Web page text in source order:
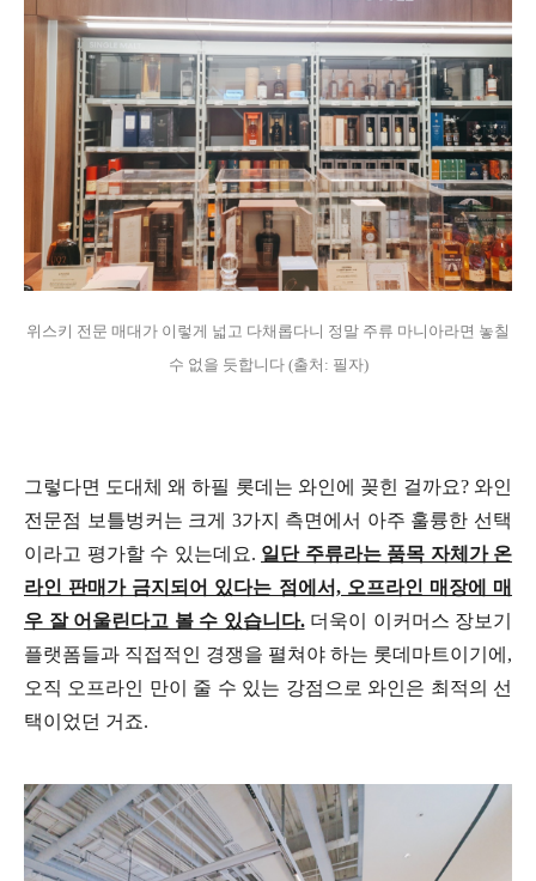
위스키 전문 매대가 이렇게 넓고 다채롭다니 정말 주류 마니아라면 놓칠
수 없을 듯합니다 (출처: 필자)
그렇다면 도대체 왜 하필 롯데는 와인에 꽂힌 걸까요? 와인
전문점 보틀벙커는 크게 3가지 측면에서 아주 훌륭한 선택
이라고 평가할 수 있는데요. 일단 주류라는 품목 자체가 온
라인 판매가 금지되어 있다는 점에서, 오프라인 매장에 매
우 잘 어울린다고 볼 수 있습니다.더욱이 이커머스 장보기
플랫폼들과 직접적인 경쟁을 펼쳐야 하는 롯데마트이기에,
오직 오프라인 만이 줄 수 있는 강점으로 와인은 최적의 선
택이었던 거죠.